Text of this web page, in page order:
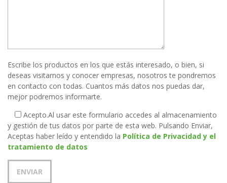
Escribe los productos en los que estás interesado, o bien, si
deseas visitarnos y conocer empresas, nosotros te pondremos
en contacto con todas. Cuantos más datos nos puedas dar,
mejor podremos informarte.
Acepto.Al usar este formulario accedes al almacenamiento
y gestión de tus datos por parte de esta web. Pulsando Enviar,
Aceptas haber leído y entendido la Política de Privacidad y el
tratamiento de datos